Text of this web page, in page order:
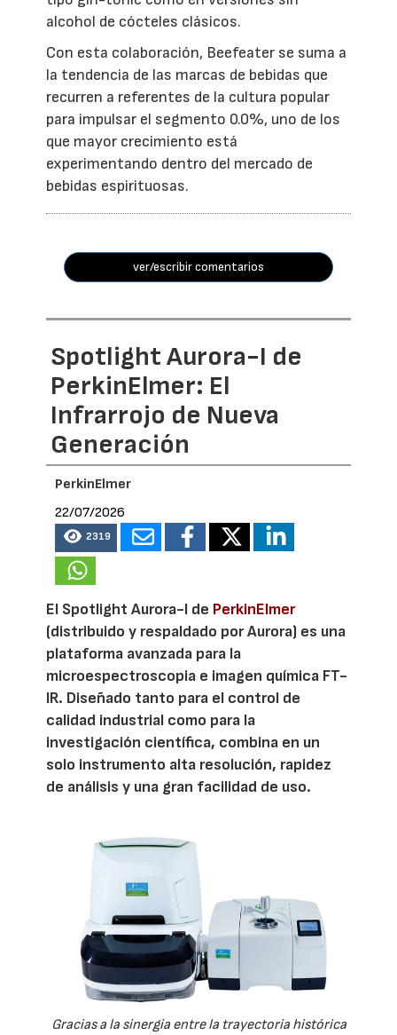
alcohol de cócteles clásicos.
Con esta colaboración, Beefeater se suma a
la tendencia de las marcas de bebidas que
recurren a referentes de la cultura popular
para impulsar el segmento 0.0%, uno de los
que mayor crecimiento está
experimentando dentro del mercado de
bebidas espirituosas.
ver/escribir comentarios
Spotlight Aurora-I de
PerkinElmer: El
Infrarrojo de Nueva
Generación
PerkinElmer
22/07/2026
2319
El Spotlight Aurora-I de PerkinElmer
(distribuido y respaldado por Aurora) es una
plataforma avanzada para la
microespectroscopia e imagen química FT-
IR. Diseñado tanto para el control de
calidad industrial como para la
investigación científica, combina en un
solo instrumento alta resolución, rapidez
de análisis y una gran facilidad de uso.
Gracias a la sinergia entre la trayectoria histórica